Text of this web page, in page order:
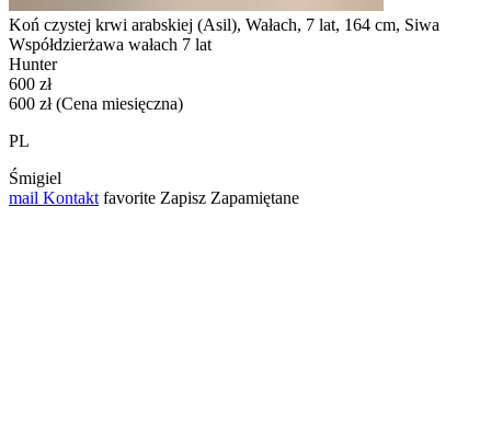
Koń czystej krwi arabskiej (Asil), Wałach, 7 lat, 164 cm, Siwa
Współdzierżawa wałach 7 lat
Hunter
600 zł
600 zł (Cena miesięczna)
PL
Śmigiel
mail Kontakt favorite Zapisz Zapamiętane